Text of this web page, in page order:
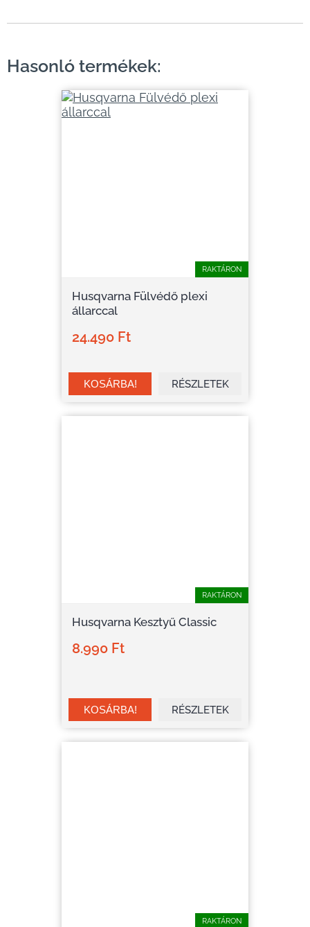
Hasonló termékek:
RAKTÁRON
Husqvarna Fülvédő plexi
állarccal
24.490 Ft
RÉSZLETEK
RAKTÁRON
Husqvarna Kesztyű Classic
8.990 Ft
RÉSZLETEK
RAKTÁRON